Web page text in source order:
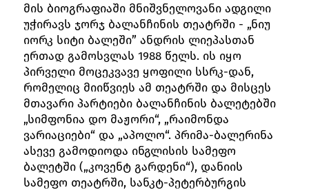
მის ბიოგრაფიაში მნიშვნელოვანი ადგილი
უჭირავს ჯორჯ ბალანჩინის თეატრში - „ნიუ
იორკ სიტი ბალეში” ანდრის ლიეპასთან
ერთად გამოსვლას 1988 წელს. ის იყო
პირველი მოცეკვავე ყოფილი სსრკ-დან,
რომელიც მიიწვიეს ამ თეატრში და მისცეს
მთავარი პარტიები ბალანჩინის ბალეტებში
„სიმფონია დო მაჟორი“, „რაიმონდა
ვარიაციები“ და „აპოლო“. პრიმა-ბალერინა
ასევე გამოდიოდა ინგლისის სამეფო
ბალეტში („კოვენტ გარდენი“), დანიის
სამეფო თეატრში, სანკტ-პეტერბურგის